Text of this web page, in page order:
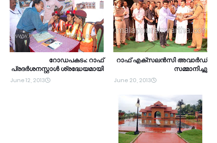
റാഫ് എക്‌സലന്‍സി അവാര്‍ഡ്
സമ്മാനിച്ചു
June 20, 2013
റോഡപകടം: റാഫ്
പ്രദര്‍ശനസ്റ്റാള്‍ ശ്രദ്ധേയമായി
June 12, 2013